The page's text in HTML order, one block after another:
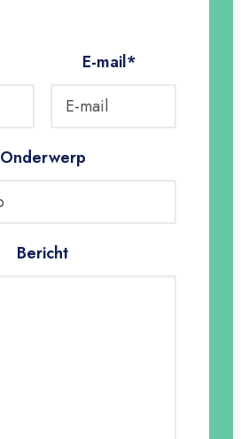
E-mail*
Onderwerp
Bericht